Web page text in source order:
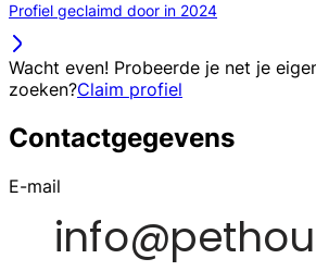
Profiel geclaimd door in 2024
Wacht even! Probeerde je net je
zoeken?Claim profiel
Contactgegevens
E-mail